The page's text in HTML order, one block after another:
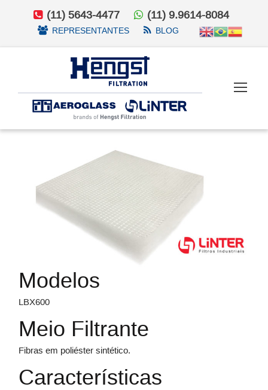
(11) 5643-4477 (11) 9.9614-8084
REPRESENTANTES BLOG
Modelos
LBX600
Meio Filtrante
Fibras em poliéster sintético.
Características